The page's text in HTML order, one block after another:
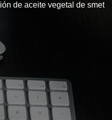
de aceite vegetal de smet